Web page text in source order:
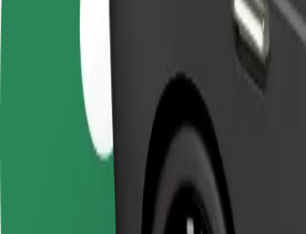
Tev no: Aupark jānokļūst uz: OC Optima? Uzzini, kuri
Ērtība un komforts ir tikai dažu pieskārienu attālumā!
Uzticami braucieni ikdienas vidēja izmēra auto